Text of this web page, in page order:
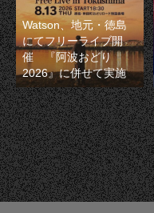
Watson、地元・徳島
にてフリーライブ開
催 『阿波おどり
2026』に併せて実施